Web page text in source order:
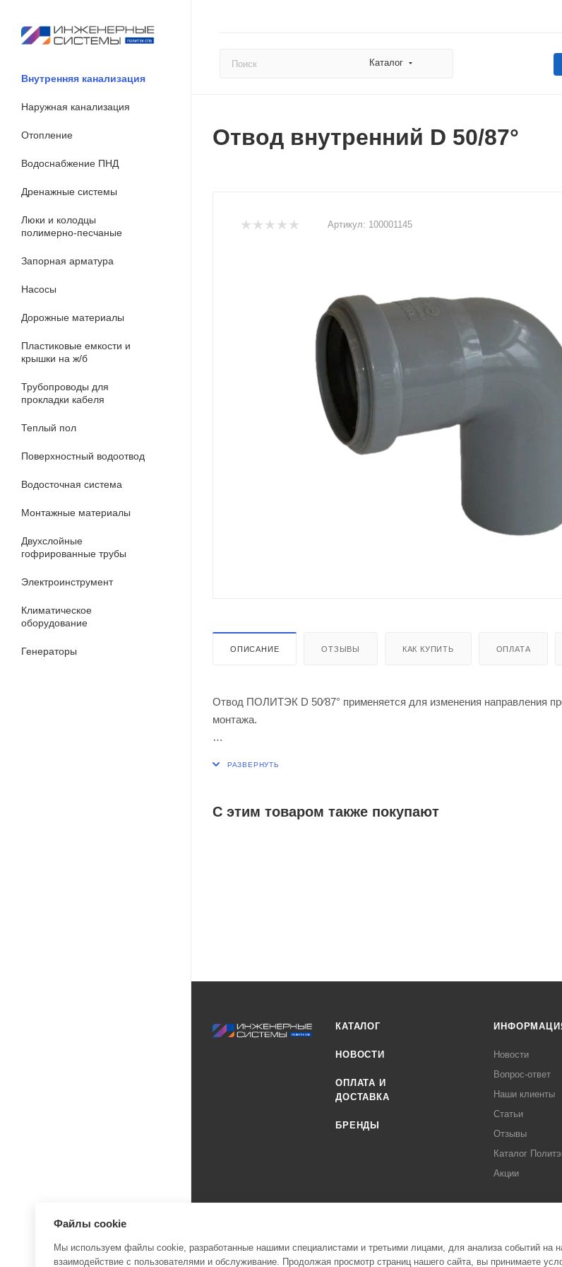
Каталог
Внутренняя канализация
Наружная канализация
Отопление
Водоснабжение ПНД
Дренажные системы
Люки и колодцы
полимерно-песчаные
Запорная арматура
Насосы
Дорожные материалы
Пластиковые емкости и
крышки на ж/б
Трубопроводы для
прокладки кабеля
Теплый пол
Поверхностный водоотвод
Водосточная система
Монтажные материалы
Двухслойные
гофрированные трубы
Электроинструмент
Климатическое
оборудование
Генераторы
Отвод внутренний D 50/87°
Артикул: 100001145
ОПИСАНИЕ ОТЗЫВЫ КАК КУПИТЬ ОПЛАТА
Отвод ПОЛИТЭК D 50⁄87° применяется для изменения направления
монтажа.
С этим товаром также покупают
КАТАЛОГ
НОВОСТИ
ОПЛАТА И
ДОСТАВКА
БРЕНДЫ
Новости
Вопрос-ответ
Наши клиенты
Статьи
Отзывы
Каталог
Акции
Файлы cookie
Мы используем файлы cookie, разработанные нашими специалистами и третьими лицами, для анализа событий на
взаимодействие с пользователями и обслуживание. Продолжая просмотр страниц нашего сайта, вы принимаете